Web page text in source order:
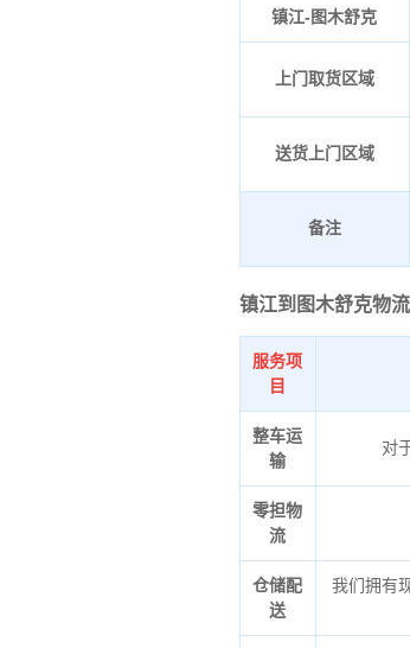
镇江-图木舒克
上门取货区域
送货上门区域
备注
镇江到图木舒克物
服务项
目
整车运
输
对
零担物
流
仓储配
送
我们拥有